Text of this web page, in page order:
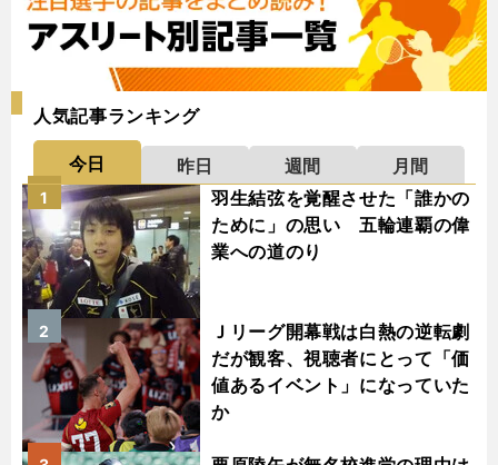
人気記事ランキング
今日 昨日 週間
月間
羽生結弦を覚醒させた「誰かの
ために」の思い 五輪連覇の偉
業への道のり
1
Ｊリーグ開幕戦は白熱の逆転劇
だが観客、視聴者にとって「価
値あるイベント」になっていた
か
2